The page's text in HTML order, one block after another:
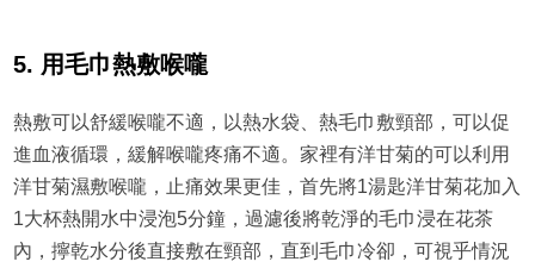
5. 用毛巾熱敷喉嚨
熱敷可以舒緩喉嚨不適，以熱水袋、熱毛巾敷頸部，可以促
進血液循環，緩解喉嚨疼痛不適。家裡有洋甘菊的可以利用
洋甘菊濕敷喉嚨，止痛效果更佳，首先將1湯匙洋甘菊花加入
1大杯熱開水中浸泡5分鐘，過濾後將乾淨的毛巾浸在花茶
內，擰乾水分後直接敷在頸部，直到毛巾冷卻，可視乎情況